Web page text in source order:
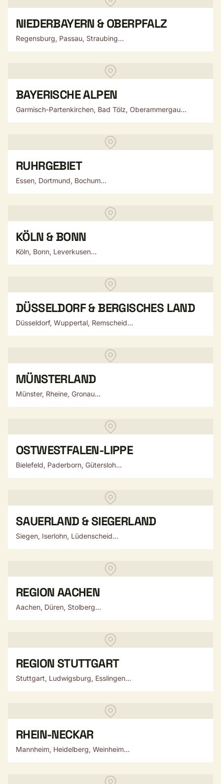
NIEDERBAYERN & OBERPFALZ
Regensburg, Passau, Straubing...
BAYERISCHE ALPEN
Garmisch-Partenkirchen, Bad Tölz, Oberammergau...
RUHRGEBIET
Essen, Dortmund, Bochum...
KÖLN & BONN
Köln, Bonn, Leverkusen...
DÜSSELDORF & BERGISCHES LAND
Düsseldorf, Wuppertal, Remscheid...
MÜNSTERLAND
Münster, Rheine, Gronau...
OSTWESTFALEN-LIPPE
Bielefeld, Paderborn, Gütersloh...
SAUERLAND & SIEGERLAND
Siegen, Iserlohn, Lüdenscheid...
REGION AACHEN
Aachen, Düren, Stolberg...
REGION STUTTGART
Stuttgart, Ludwigsburg, Esslingen...
RHEIN-NECKAR
Mannheim, Heidelberg, Weinheim...